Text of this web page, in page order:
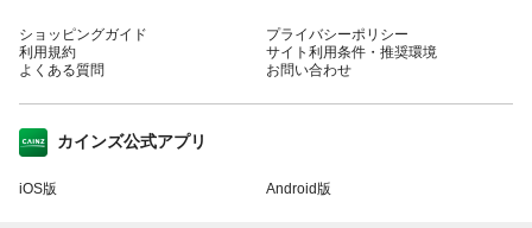
ショッピングガイド
利用規約
よくある質問
プライバシーポリシー
サイト利用条件・推奨環境
お問い合わせ
カインズ公式アプリ
iOS版 Android版